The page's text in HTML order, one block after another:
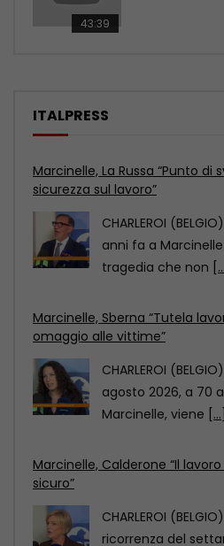
43:39
ITALPRESS
Marcinelle, La Russa “Punto di
CHARLEROI
anni fa a Marcinelle
tragedia che non
Marcinelle, Sberna “Tutela
CHARLEROI
agosto 2026, a 70
Marcinelle, viene[...]
Marcinelle, Calderone “Il lavoro
CHARLEROI
anniversario della
è per[...]